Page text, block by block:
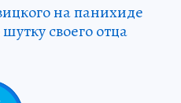
на панихиде
своего отца